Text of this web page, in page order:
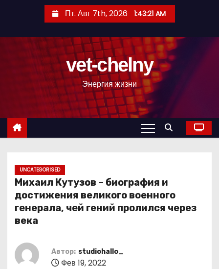
с
Пт. Авг 7th, 2026 1:43:22 AM
vet-chelny
Энергия жизни
UNCATEGORISED
Михаил Кутузов – биография и
достижения великого военного
генерала, чей гений пролился через
века
Автор: studiohallo_
Фев 19, 2022